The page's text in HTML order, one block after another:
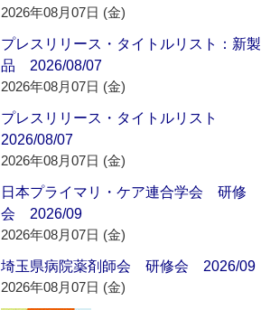
2026年08月07日 (金)
プレスリリース・タイトルリスト：新製
品 2026/08/07
2026年08月07日 (金)
プレスリリース・タイトルリスト
2026/08/07
2026年08月07日 (金)
日本プライマリ・ケア連合学会 研修
会 2026/09
2026年08月07日 (金)
埼玉県病院薬剤師会 研修会 2026/09
2026年08月07日 (金)